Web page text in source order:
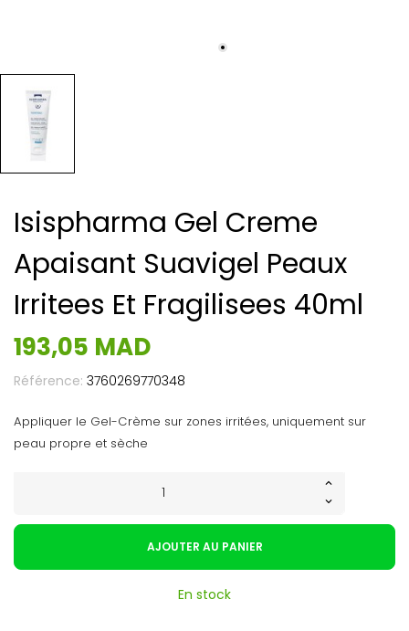
Isispharma Gel Creme
Apaisant Suavigel Peaux
Irritees Et Fragilisees 40ml
193,05 MAD
Référence: 3760269770348
Appliquer le Gel-Crème sur zones irritées, uniquement sur
peau propre et sèche
AJOUTER AU PANIER
En stock